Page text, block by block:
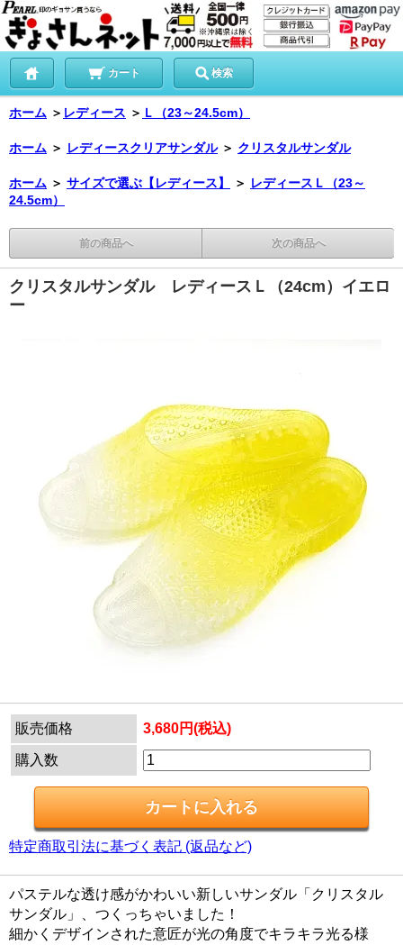
カート 検索
ホーム ＞ レディース ＞ Ｌ（23～24.5cm）
ホーム ＞ レディースクリアサンダル ＞ クリスタルサンダル
ホーム ＞ サイズで選ぶ【レディース】 ＞ レディースＬ（23～
24.5cm）
前の商品へ 次の商品へ
クリスタルサンダル レディースＬ（24cm）イエロ
ー
販売価格 3,680円(税込)
購入数
特定商取引法に基づく表記 (返品など)
パステルな透け感がかわいい新しいサンダル「クリスタル
サンダル」、つくっちゃいました！
細かくデザインされた意匠が光の角度でキラキラ光る様